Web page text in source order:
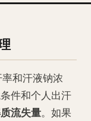
和汗液钠浓
件和个人出汗
流失量。如果